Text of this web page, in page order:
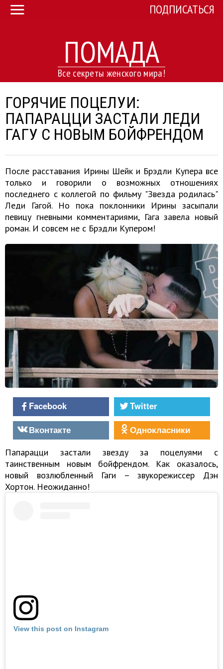
ПОМАДА
Все секреты женского мира!
ПОДПИСАТЬСЯ
ГОРЯЧИЕ ПОЦЕЛУИ:
ПАПАРАЦЦИ ЗАСТАЛИ ЛЕДИ
ГАГУ С НОВЫМ БОЙФРЕНДОМ
После расставания Ирины Шейк и Брэдли Купера все
только и говорили о возможных отношениях
последнего с коллегой по фильму "Звезда родилась"
Леди Гагой. Но пока поклонники Ирины засыпали
певицу гневными комментариями, Гага завела новый
роман. И совсем не с Брэдли Купером!
Facebook
Twitter
Вконтакте
Однокласники
Папарацци застали звезду за поцелуями с
таинственным новым бойфрендом. Как оказалось,
новый возлюбленный Гаги – звукорежиссер Дэн
Хортон. Неожиданно!
View this post on Instagram